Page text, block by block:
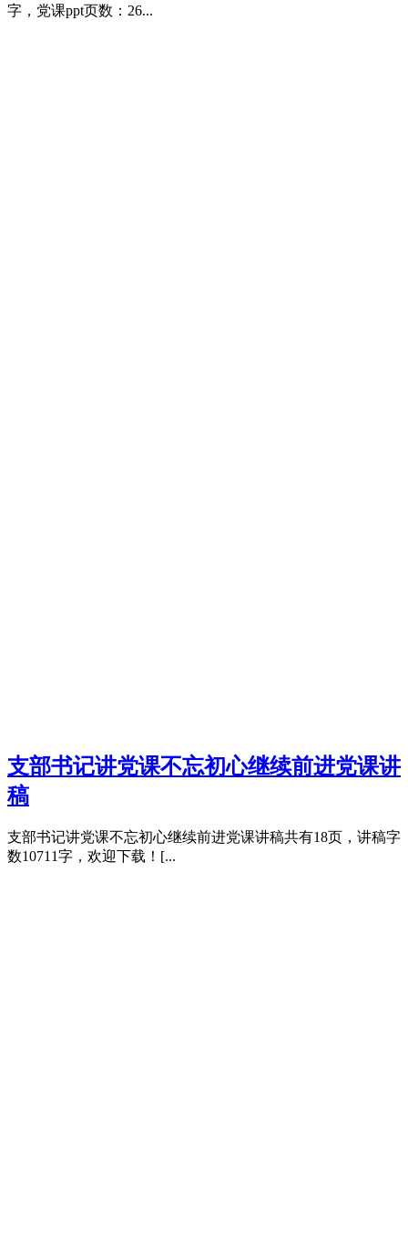
字，党课ppt页数：26...
支部书记讲党课不忘初心继续前进党课讲
稿
支部书记讲党课不忘初心继续前进党课讲稿共有18页，讲稿字
数10711字，欢迎下载！[...